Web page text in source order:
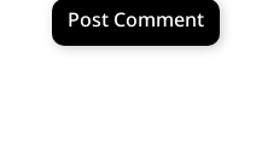
Post Comment